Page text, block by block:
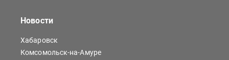
Новости
Хабаровск
Комсомольск-на-Амуре